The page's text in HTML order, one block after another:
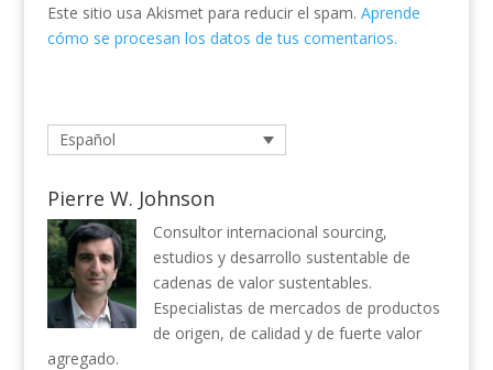
Este sitio usa Akismet para reducir el spam. Aprende
cómo se procesan los datos de tus comentarios.
Español
Pierre W. Johnson
Consultor internacional sourcing,
estudios y desarrollo sustentable de
cadenas de valor sustentables.
Especialistas de mercados de productos
de origen, de calidad y de fuerte valor
agregado.